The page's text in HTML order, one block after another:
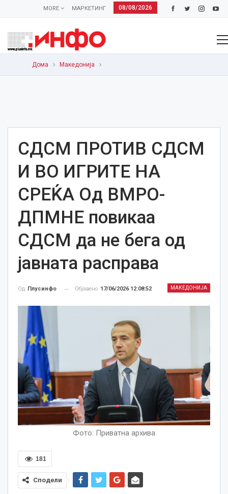
08/08/2026
МАРКЕТИНГ
MORE
Дома Македонија
СДСМ ПРОТИВ СДСМ
И ВО ИГРИТЕ НА
СРЕЌА Од ВМРО-
ДПМНЕ повикаа
СДСМ да не бега од
јавната расправа
МАКЕДОНИЈА
Од Плусинфо Објавено 17/06/2026 12:08:52
Фото: Приватна архива
181
Сподели